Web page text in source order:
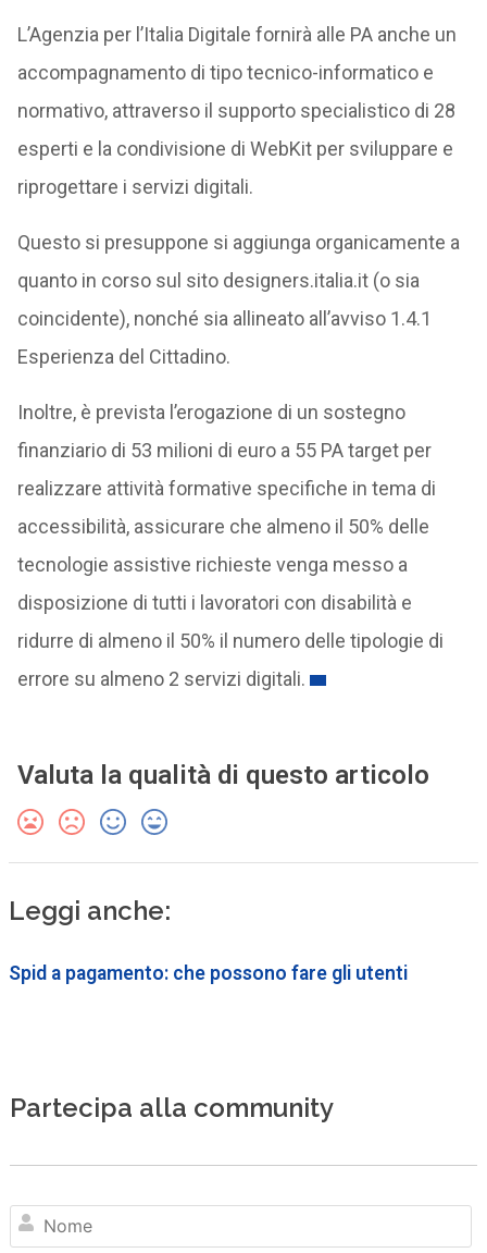
L’Agenzia per l’Italia Digitale fornirà alle PA anche un
accompagnamento di tipo tecnico-informatico e
normativo, attraverso il supporto specialistico di 28
esperti e la condivisione di WebKit per sviluppare e
riprogettare i servizi digitali.
Questo si presuppone si aggiunga organicamente a
quanto in corso sul sito designers.italia.it (o sia
coincidente), nonché sia allineato all’avviso 1.4.1
Esperienza del Cittadino.
Inoltre, è prevista l’erogazione di un sostegno
finanziario di 53 milioni di euro a 55 PA target per
realizzare attività formative specifiche in tema di
accessibilità, assicurare che almeno il 50% delle
tecnologie assistive richieste venga messo a
disposizione di tutti i lavoratori con disabilità e
ridurre di almeno il 50% il numero delle tipologie di
errore su almeno 2 servizi digitali.
Valuta la qualità di questo articolo
Leggi anche:
Spid a pagamento: che possono fare gli utenti
Partecipa alla community